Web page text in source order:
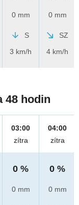
0 mm
S
3 km/h
0 mm
SZ
4 km/h
48 hodin
03:00
zítra
0 %
0 mm
04:00
zítra
0 %
0 mm